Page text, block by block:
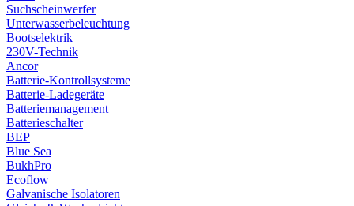
Suchscheinwerfer
Unterwasserbeleuchtung
Bootselektrik
230V-Technik
Ancor
Batterie-Kontrollsysteme
Batterie-Ladegeräte
Batteriemanagement
Batterieschalter
BEP
Blue Sea
BukhPro
Ecoflow
Galvanische Isolatoren